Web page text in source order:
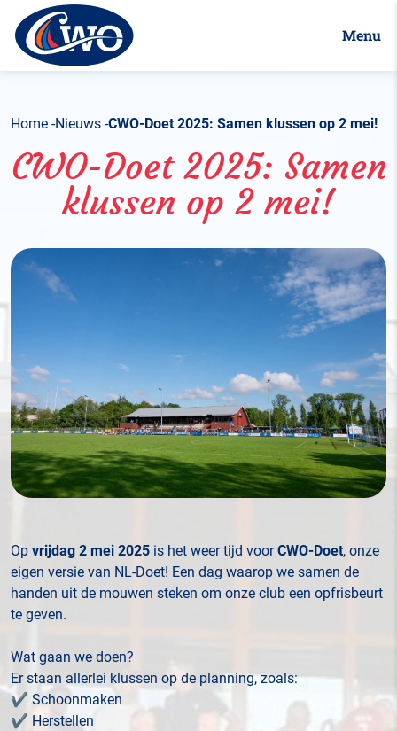
Menu
Home Nieuws CWO-Doet 2025: Samen klussen op 2 mei!
CWO-Doet 2025: Samen
klussen op 2 mei!
Op vrijdag 2 mei 2025 is het weer tijd voorCWO-Doet, onze
eigen versie van NL-Doet! Een dag waarop we samen de
handen uit de mouwen steken om onze club een opfrisbeurt
te geven.
Wat gaan we doen?
Er staan allerlei klussen op de planning, zoals:
✔ Schoonmaken
✔ Herstellen